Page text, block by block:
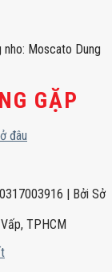
nho: Moscato Dung
GẶP
đâu
| Bởi Sở
TPHCM